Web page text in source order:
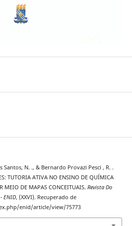
Santos, N. ., & Bernardo Provazi Pesci , R. .
TUTORIA ATIVA NO ENSINO DE QUÍMICA
MEIO DE MAPAS CONCEITUAIS. Revista Do
ENID, (XXVI). Recuperado de
enid/article/view/75773